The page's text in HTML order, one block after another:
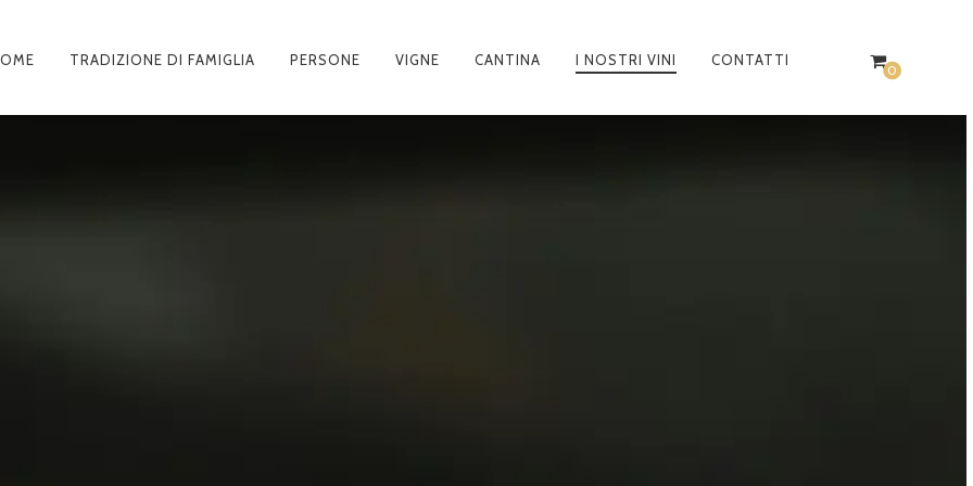
TRADIZIONE DI FAMIGLIA PERSONE VIGNE CANTINA I NOSTRI VINI CONTATTI
CONTATTACI
0